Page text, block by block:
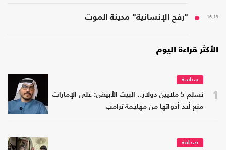
16:19 "رفح الإنسانية" مدينة الموت
الأكثر قراءة اليوم
1
سياسة
تسلم 5 ملايين دولار.. البيت الأبيض: على الإمارات
منع أحد أدواتها من مهاجمة ترامب
صحافة